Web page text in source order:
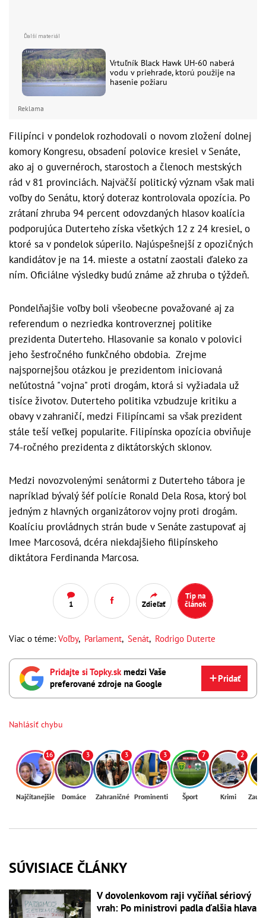
Vrtuľník Black Hawk UH-60 naberá
vodu v priehrade, ktorú použije na
hasenie požiaru
Reklama
Filipínci v pondelok rozhodovali o novom zložení dolnej
komory Kongresu, obsadení polovice kresiel v Senáte,
ako aj o guvernéroch, starostoch a členoch mestských
rád v 81 provinciách. Najväčší politický význam však mali
voľby do Senátu, ktorý doteraz kontrolovala opozícia. Po
zrátaní zhruba 94 percent odovzdaných hlasov koalícia
podporujúca Duterteho získa všetkých 12 z 24 kresiel, o
ktoré sa v pondelok súperilo. Najúspešnejší z opozičných
kandidátov je na 14. mieste a ostatní zaostali ďaleko za
ním. Oficiálne výsledky budú známe až zhruba o týždeň.
Pondelňajšie voľby boli všeobecne považované aj za
referendum o nezriedka kontroverznej politike
prezidenta Duterteho. Hlasovanie sa konalo v polovici
jeho šesťročného funkčného obdobia. Zrejme
najspornejšou otázkou je prezidentom iniciovaná
neľútostná "vojna" proti drogám, ktorá si vyžiadala už
tisíce životov. Duterteho politika vzbudzuje kritiku a
obavy v zahraničí, medzi Filipíncami sa však prezident
stále teší veľkej popularite. Filipínska opozícia obviňuje
74-ročného prezidenta z diktátorských sklonov.
Medzi novozvolenými senátormi z Duterteho tábora je
napríklad bývalý šéf polície Ronald Dela Rosa, ktorý bol
jedným z hlavných organizátorov vojny proti drogám.
Koalíciu provládnych strán bude v Senáte zastupovať aj
Imee Marcosová, dcéra niekdajšieho filipínskeho
diktátora Ferdinanda Marcosa.
1 Zdieľať
Tip na
článok
Viac o téme: Voľby, Parlament, Senát, Rodrigo Duterte
Pridajte si Topky.skmedzi Vaše
preferované zdroje na Google
Pridať
Nahlásiť chybu
16
Najčítanejšie
3
Domáce
3
Zahraničné
3
Prominenti
7
Šport
2
Krimi
SÚVISIACE ČLÁNKY
V dovolenkovom raji vyčíňal sériový
vrah: Po ministrovi padla ďalšia hlava